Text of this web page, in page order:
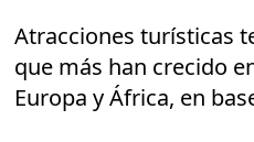
Atracciones turísticas
que más han crecido
Europa y África, en